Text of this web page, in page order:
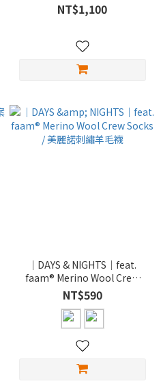
NT$1,100
｜DAYS & NIGHTS｜feat.
faam® Merino Wool Crew
Socks / 美麗諾刺繡羊毛襪
NT$590